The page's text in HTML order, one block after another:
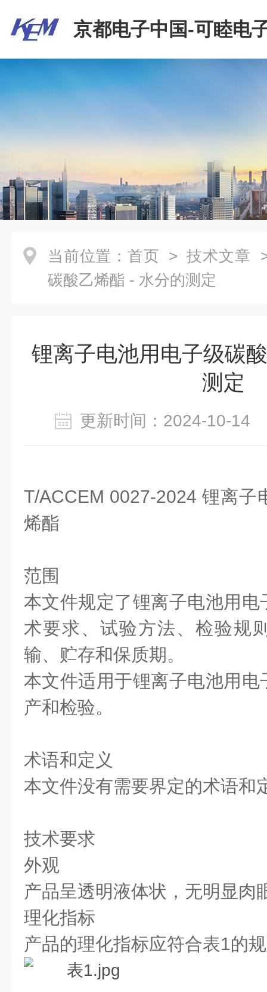
京都电子中国-可睦电
商贸有限公司
当前位置： 首页 > 技术文章
碳酸乙烯酯 - 水分的测定
锂离子电池用电子级碳
测定
更新时间：2024-10-
T/ACCEM 0027-2024 锂离子
烯酯
范围
本文件规定了锂离子电池用
术要求、试验方法、检验规
输、贮存和保质期。
本文件适用于锂离子电池用
产和检验。
术语和定义
本文件没有需要界定的术语和
技术要求
外观
产品呈透明液体状，无明显肉
理化指标
产品的理化指标应符合表1的